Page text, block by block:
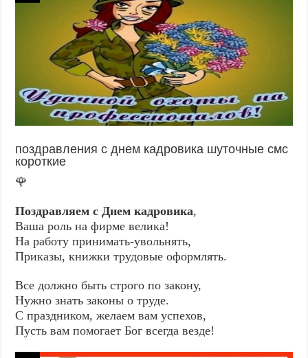
поздравления с днем кадровика шуточные смс
короткие
🌹
Поздравляем с Днем кадровика,
Ваша роль на фирме велика!
На работу принимать-увольнять,
Приказы, книжки трудовые оформлять.
Все должно быть строго по закону,
Нужно знать законы о труде.
С праздником, желаем вам успехов,
Пусть вам помогает Бог всегда везде!